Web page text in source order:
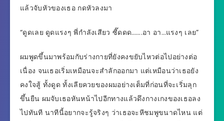
แล้วจับหัวของเธอ กดหัวลงมา
“ดูดเลย ดูดแรงๆ พี่กำลังเสียว ซี๊ดดด…….อา อา…แรงๆ เลย”
ผมพูดขึ้นมาพร้อมกับร่างกายที่ยังคงขยับไหวต่อไปอย่างต่อ
เนื่อง จนเธอเริ่มเหมือนจะสำลักออกมา แต่เหมือนว่าเธอยัง
คงใจสู้ ทั้งดูด ทั้งเลียควยของผมอย่างเต็มที่ก่อนที่จะเริ่มลุก
ขึ้นยืน ผมจับเธอหันหน้าไปอีกทางแล้วดึงกางเกงของเธอลง
ไปทันที นาทีนี้อยากจะรู้จริงๆ ว่าเธอจะหีชมพูขนาดไหน แต่